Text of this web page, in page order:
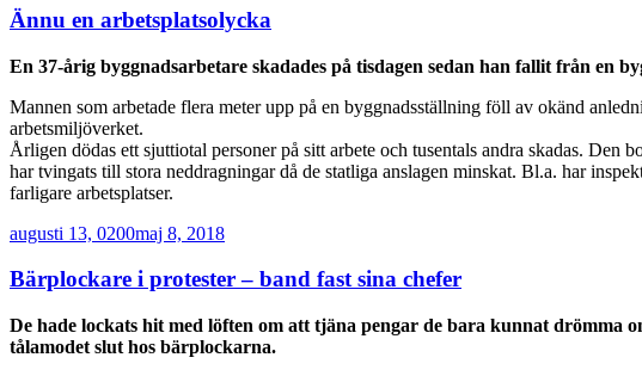
Ännu en arbetsplatsolycka
En 37-årig byggnadsarbetare skadades på tisdagen sedan han fallit från en
Mannen som arbetade flera meter upp på en byggnadsställning föll av okänd
arbetsmiljöverket.
Årligen dödas ett sjuttiotal personer på sitt arbete och tusentals andra skadas.
har tvingats till stora neddragningar då de statliga anslagen minskat. Bl.a. har
farligare arbetsplatser.
Publicerat
augusti 13, 0200maj 8, 2018
Bärplockare i protester – band fast sina chefer
De hade lockats hit med löften om att tjäna pengar de bara kunnat drömma
tålamodet slut hos bärplockarna.